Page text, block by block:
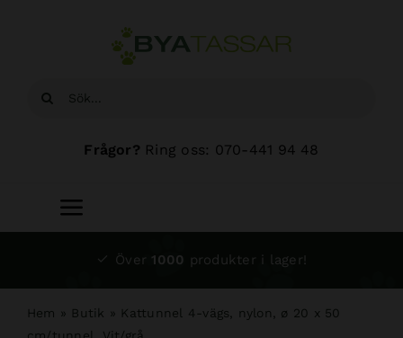
Sök
Frågor? Ring oss: 070-441 94 48
Toggle
Navigation
Över 1000 produkter i lager!
Hem » Butik » Kattunnel 4-vägs, nylon, ø 20 x 50
cm/tunnel, Vit/grå